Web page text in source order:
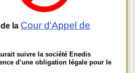
la Cour d'Appel de
suivre la société Enedis
d’une obligation légale pour le